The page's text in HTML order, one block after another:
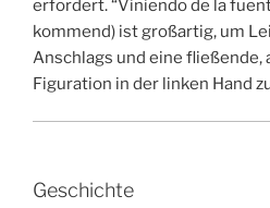
erfordert. “Viniendo de la
kommend) ist großartig, um
Anschlags und eine fließende,
Figuration in der linken Hand
Geschichte